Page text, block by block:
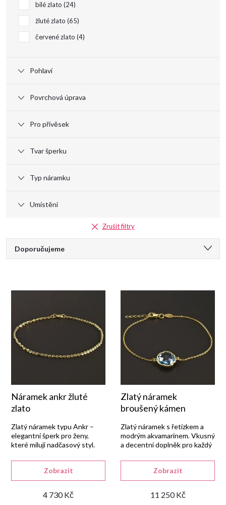
bílé zlato 24
žluté zlato 65
červené zlato 4
Pohlaví
Povrchová úprava
Pro přívěsek
Tvar šperku
Typ náramku
Umístění
Zrušit filtry
Ř
e
p
r
o
d
Doporučujeme
Nejdražší
Abecedně
Náramek ankr žluté
zlato
4 730 Kč
Zobrazit
Zlatý náramek typu Ankr –
elegantní šperk pro ženy,
které milují nadčasový styl.
Zlatý náramek
broušený kámen
11 250 Kč
Zobrazit
Zlatý náramek s řetízkem a
modrým akvamarínem. Vkusný
a decentní doplněk pro každý